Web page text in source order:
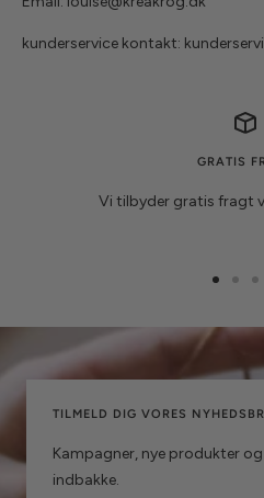
kunderservice kontakt:
GRATIS
Vi tilbyder gratis fragt
1
2 3
TILMELD DIG VORES
Kampagner, nye produkter
indbakke.